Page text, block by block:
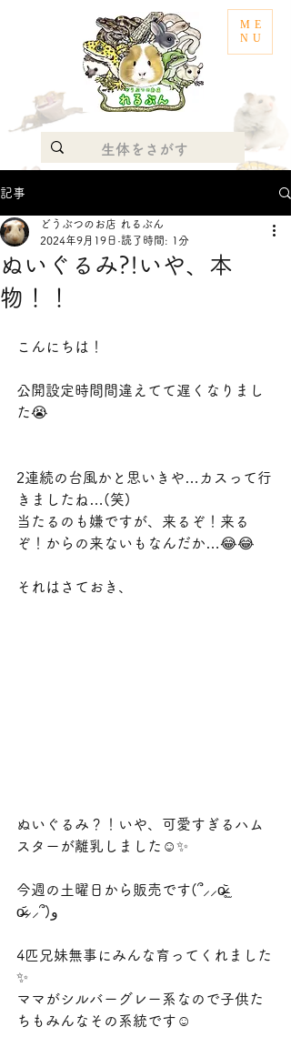
ME
NU
記事
ぬいぐるみ?!いや、本
物！！
どうぶつのお店 れるぶん
2024年9月19日 読了時間: 1分
こんにちは！
公開設定時間間違えてて遅くなりまし
た😭
2連続の台風かと思いきや…カスって行
きましたね…(笑)
当たるのも嫌ですが、来るぞ！来る
ぞ！からの来ないもなんだか…😂😂
それはさておき、
ぬいぐるみ？！いや、可愛すぎるハム
スターが離乳しました☺️✨
今週の土曜日から販売です(՞⸝⸝o̴̶̷̥᷅ ̫
o̴̶̷᷄⸝⸝՞)و
4匹兄妹無事にみんな育ってくれました
✨
ママがシルバーグレー系なので子供た
ちもみんなその系統です☺️